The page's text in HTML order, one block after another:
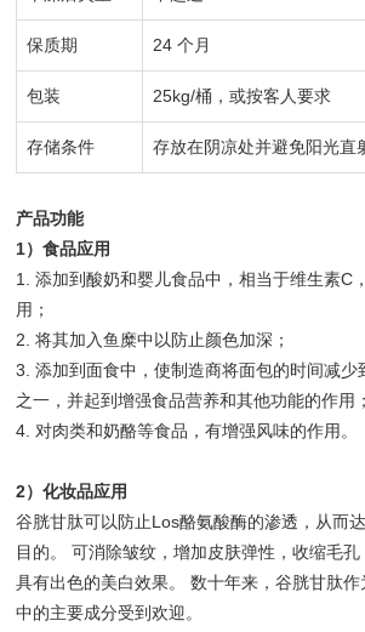
保质期 24 个月
包装 25kg/桶，或按客人要求
存储条件 存放在阴凉处并避免阳光直
产品功能
1）食品应用
1. 添加到酸奶和婴儿食品中，相当于维生素C
用；
2. 将其加入鱼糜中以防止颜色加深；
3. 添加到面食中，使制造商将面包的时间减少
之一，并起到增强食品营养和其他功能的作用；
4. 对肉类和奶酪等食品，有增强风味的作用。
2）化妆品应用
谷胱甘肽可以防止Los酪氨酸酶的渗透，从而
目的。 可消除皱纹，增加皮肤弹性，收缩毛
具有出色的美白效果。 数十年来，谷胱甘肽
中的主要成分受到欢迎。